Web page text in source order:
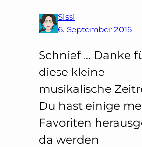
Sissi
6. September 2016
Schnief … Danke
diese kleine
musikalische
Du hast einige
Favoriten
da werden